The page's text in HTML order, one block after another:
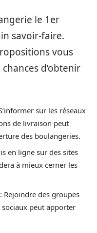
le 1er
savoir-faire.
vous
d’obtenir
sur les réseaux
de livraison peut
des boulangeries.
en ligne sur des sites
à mieux cerner les
: Rejoindre des groupes
peut apporter